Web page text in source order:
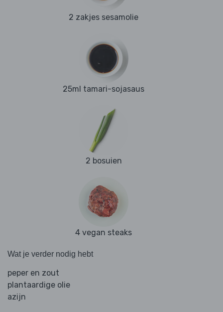
2 zakjes sesamolie
25ml tamari-sojasaus
2 bosuien
4 vegan steaks
Wat je verder nodig hebt
peper en zout
plantaardige olie
azijn